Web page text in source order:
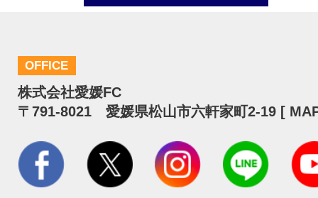
OFFICE
株式会社愛媛FC
〒791-8021 愛媛県松山市六軒家町2-19 [